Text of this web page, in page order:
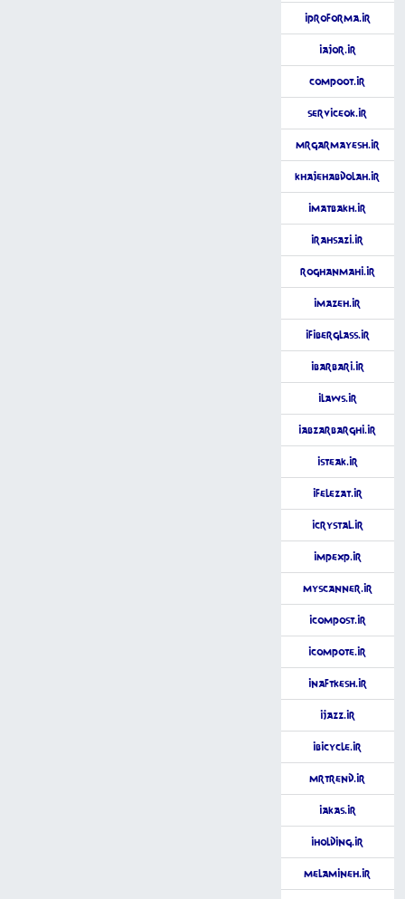
iProforma.ir
iAjor.ir
Compoot.ir
ServiceOK.ir
MrGarmayesh.ir
KhajehAbdolah.ir
iMatbakh.ir
iRahsazi.ir
RoghanMahi.ir
iMazeh.ir
iFiberGlass.ir
iBarbari.ir
iLaws.ir
iAbzarBarghi.ir
iSteak.ir
iFelezat.ir
iCrystal.ir
impExp.ir
MyScanner.ir
iCompost.ir
iCompote.ir
iNaftKesh.ir
iJazz.ir
iBicycle.ir
MrTrend.ir
iAkas.ir
iHolding.ir
Melamineh.ir